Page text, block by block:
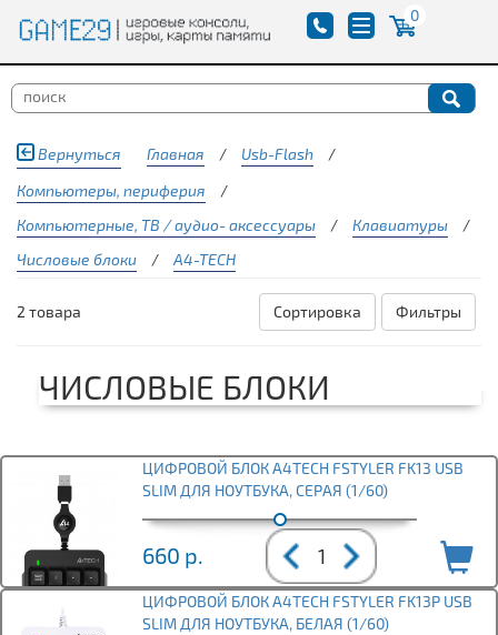
0
Вернуться Главная / Usb-Flash
/
Компьютеры, периферия
/
Компьютерные, ТВ / аудио- аксессуары
/ Клавиатуры
/
Числовые блоки
/ A4-TECH
2 товара Фильтры
Сортировка
ЧИСЛОВЫЕ БЛОКИ
ЦИФРОВОЙ БЛОК A4TECH FSTYLER FK13 USB
SLIM ДЛЯ НОУТБУКА, СЕРАЯ (1/60)
660 р.
ЦИФРОВОЙ БЛОК A4TECH FSTYLER FK13P USB
SLIM ДЛЯ НОУТБУКА, БЕЛАЯ (1/60)